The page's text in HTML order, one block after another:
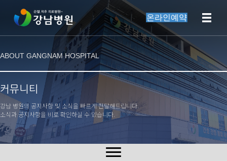
온라인예약
ABOUT GANGNAM HOSPITAL
커뮤니티
강남 병원의 공지사항 및 소식을 빠르게 전달해드립니다.
소식과 공지사항을 비로 확인하실 수 있습니다.